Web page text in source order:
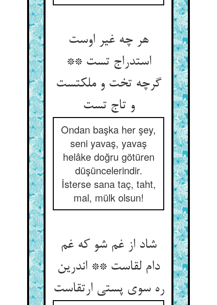
هر چه غیر اوست
استدراج تست **
گرچه تخت و ملکتست
و تاج تست
Ondan başka her şey,
seni yavaş, yavaş
helâke doğru götüren
düşüncelerindir.
İsterse sana taç, taht,
mal, mülk olsun!
شاد از غم شو که غم
دام لقاست ** اندرین
ره سوی پستی ارتقاست